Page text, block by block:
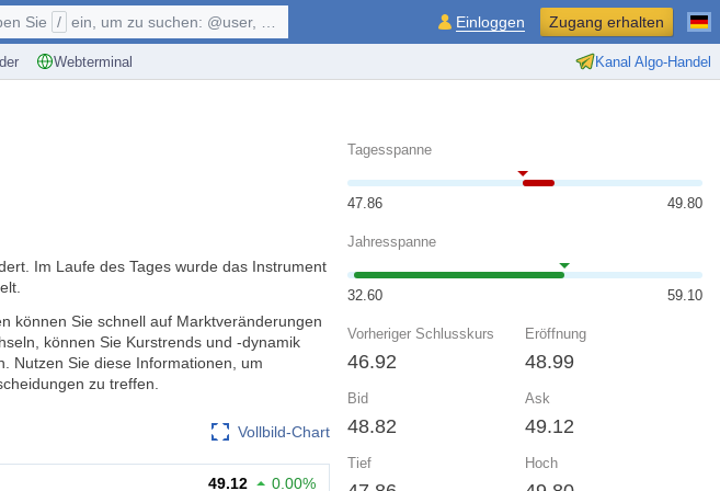
Webterminal Kanal Algo-Handel
Sie / ein, um zu suchen: @user, $symbol, ... Einloggen Zugang erhalten
Im Laufe des Tages wurde das Instrument
können Sie schnell auf Marktveränderungen
können Sie Kurstrends und -dynamik
Nutzen Sie diese Informationen, um
zu treffen.
Vollbild-Chart
49.12 0.00%
Tagesspanne
47.86 49.80
Jahresspanne
32.60 59.10
Vorheriger Schlusskurs
46.92
Eröffnung
48.99
Bid
48.82
Ask
49.12
Tief Hoch